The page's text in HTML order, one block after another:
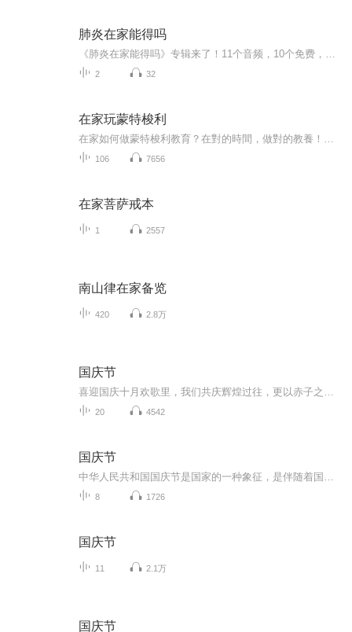
肺炎在家能得吗
2 32
在家玩蒙特梭利
106 7656
在家菩萨戒本
1 2557
南山律在家备览
420 2.8万
国庆节
20 4542
国庆节
8 1726
国庆节
11 2.1万
国庆节